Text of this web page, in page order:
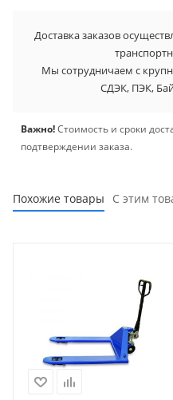
Доставка заказов
Мы сотрудничаем с
СДЭК, ПЭК,
Важно!Стоимость и сроки
подтверждении заказа.
Похожие товары С этим